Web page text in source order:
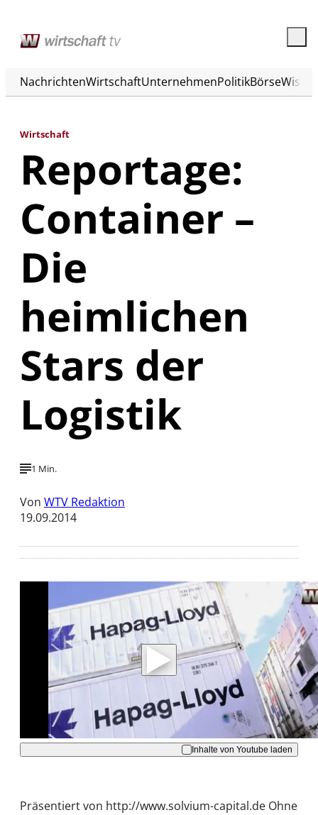
NachrichtenWirtschaftUnternehmenPolitikBörse
Wirtschaft
Reportage:
Container –
Die
heimlichen
Stars der
Logistik
1 Min.
Von WTV Redaktion
19.09.2014
Mit der Wiedergabe dieses Videos werden
Daten an Youtube übertragen.
Hinweise dazu erhalten Sie in der Datenschutzerklärung.
Akzeptieren
Inhalte von Youtube laden
Präsentiert von http://www.solvium-capital.de Ohne